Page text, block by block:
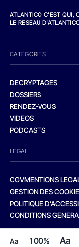
Aa 100% Aa
ATLANTICO C'EST QUI,
LE RESEAU
CATEGORIES
DECRYPTAGES
DOSSIERS
RENDEZ-VOUS
VIDEOS
PODCASTS
LEGAL
CGVMENTIONS
GESTION DES
POLITIQUE
CONDITIONS